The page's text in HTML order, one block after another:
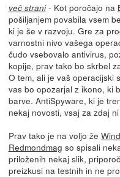
več strani- Kot poročajo na
pošiljanjem povabila vsem
ki je še v razvoju. Gre za
varnostni nivo vašega
čudo vsebovalo antivirus,
kopije, prav tako bo skrbel
O tem, ali je vaš operacijski
vas bo opozarjal z ikono, ki
barve. AntiSpyware, ki je
nekaj novosti, vsaj za zdaj
Prav tako je na voljo že
Redmondmag so spisali
priloženih nekaj slik,
preizkusi na testnih in ne